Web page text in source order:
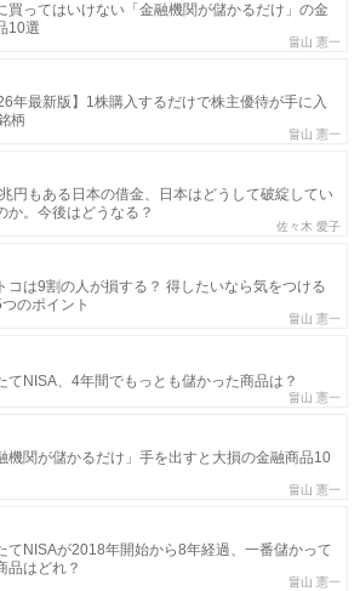
買ってはいけない「金融機関が儲かるだけ」の金
10選
畠山 憲一
年最新版】1株購入するだけで株主優待が手に入
柄
畠山 憲一
円もある日本の借金、日本はどうして破綻してい
か。今後はどうなる？
佐々木 愛子
コは9割の人が損する？ 得したいなら気をつける
のポイント
畠山 憲一
てNISA、4年間でもっとも儲かった商品は？
畠山 憲一
機関が儲かるだけ」手を出すと大損の金融商品10
畠山 憲一
てNISAが2018年開始から8年経過、一番儲かって
品はどれ？
畠山 憲一